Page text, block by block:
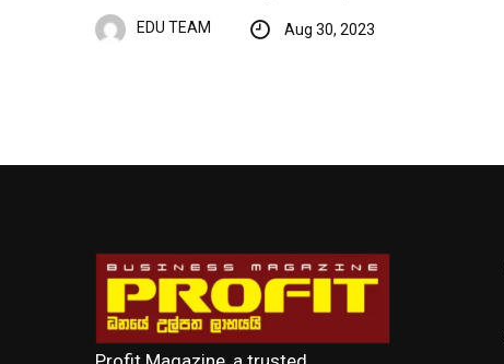
EDU TEAM Aug 30, 2023